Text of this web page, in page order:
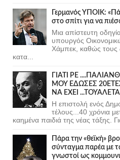
Γερμανός ΥΠΟΙΚ:
στο σπίτι για να
Μια απίστευτη
υπουργός
Χάμπεκ, καθώς τους
κατα...
ΓΙΑΤΙ ΡΕ
ΜΟΥ ΕΔΩΣΕΣ
ΝΑ ΕΧΕΙ
Η επιστολή ενός
τέλους...40 χρόνια
καημένα παιδιά της νέας τάξης.
Πάρα την «θεϊκή»
σύνταγμα παρέα με
γνωστοί ως